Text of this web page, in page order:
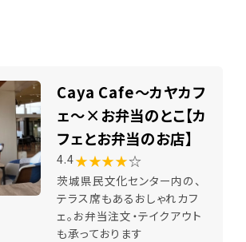
Caya Cafe～カヤカフ
ェ～×お弁当のとこ【カ
フェとお弁当のお店】
4.4★★★★☆
茨城県民文化センター内の、
テラス席もあるおしゃれカフ
ェ。お弁当注文・テイクアウト
も承っております